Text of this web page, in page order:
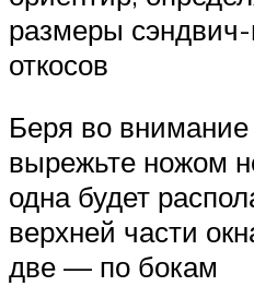
размеры
откосов
Беря во внимание
вырежьте ножом
одна будет
верхней части
две — по бокам